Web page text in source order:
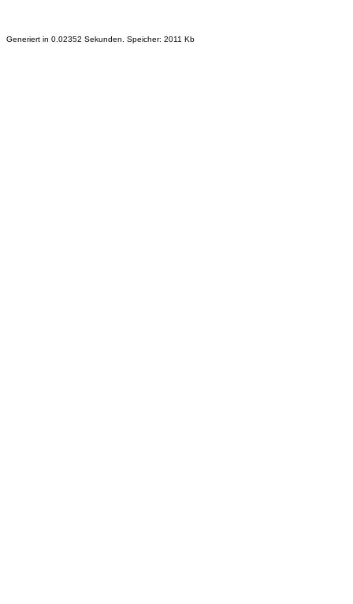
Generiert in 0.02352 Sekunden. Speicher: 2011 Kb